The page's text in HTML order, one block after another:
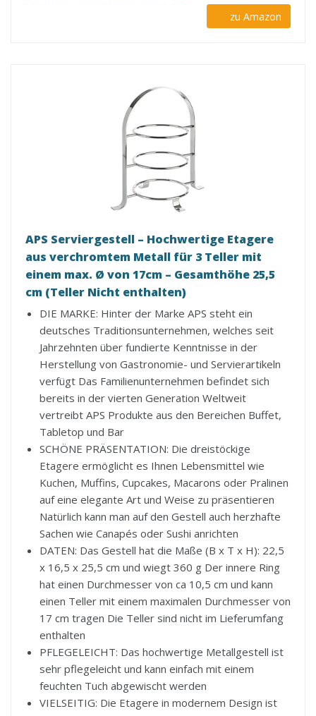
zu Amazon
APS Serviergestell – Hochwertige Etagere
aus verchromtem Metall für 3 Teller mit
einem max. Ø von 17cm – Gesamthöhe 25,5
cm (Teller Nicht enthalten)
DIE MARKE: Hinter der Marke APS steht ein
deutsches Traditionsunternehmen, welches seit
Jahrzehnten über fundierte Kenntnisse in der
Herstellung von Gastronomie- und Servierartikeln
verfügt Das Familienunternehmen befindet sich
bereits in der vierten Generation Weltweit
vertreibt APS Produkte aus den Bereichen Buffet,
Tabletop und Bar
SCHÖNE PRÄSENTATION: Die dreistöckige
Etagere ermöglicht es Ihnen Lebensmittel wie
Kuchen, Muffins, Cupcakes, Macarons oder Pralinen
auf eine elegante Art und Weise zu präsentieren
Natürlich kann man auf den Gestell auch herzhafte
Sachen wie Canapés oder Sushi anrichten
DATEN: Das Gestell hat die Maße (B x T x H): 22,5
x 16,5 x 25,5 cm und wiegt 360 g Der innere Ring
hat einen Durchmesser von ca 10,5 cm und kann
einen Teller mit einem maximalen Durchmesser von
17 cm tragen Die Teller sind nicht im Lieferumfang
enthalten
PFLEGELEICHT: Das hochwertige Metallgestell ist
sehr pflegeleicht und kann einfach mit einem
feuchten Tuch abgewischt werden
VIELSEITIG: Die Etagere in modernem Design ist